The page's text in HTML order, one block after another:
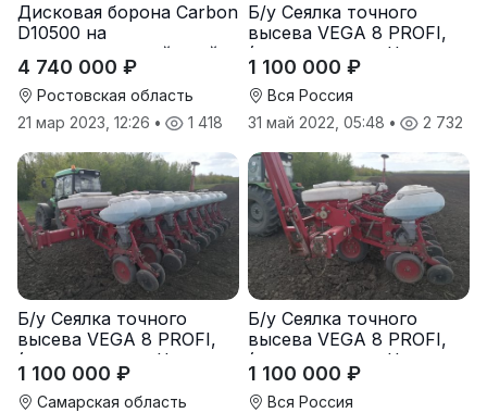
Дисковая борона Carbon
D10500 на
подпружиненной стойке
(3D)
4 740 000 ₽
Ростовская область
21 мар 2023, 12:26 • 1 418
Б/у Сеялка точного
высева VEGA 8 PROFI,
(производство Червона
Зирка), 2016 г., в
отличном состоянии
1 100 000 ₽
Вся Россия
31 май 2022, 05:48 • 2 732
Б/у Сеялка точного
высева VEGA 8 PROFI,
(производство Червона
Зирка), 2016 г., в
отличном состоянии
1 100 000 ₽
Самарская область
Б/у Сеялка точного
высева VEGA 8 PROFI,
(производство Червона
Зирка), 2016 г., в
отличном состоянии
1 100 000 ₽
Вся Россия